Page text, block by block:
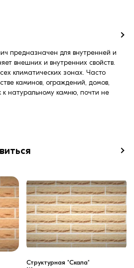
предназначен для внутренней и
внешних и внутренних свойств.
климатических зонах. Часто
каминов, ограждений, домов,
к натуральному камню, почти не
Структурная "Скала"